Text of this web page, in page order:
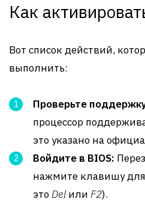
Как
Вот список действий,
выполнить:
Проверьте
процессор
это указано на
Войдите в BIOS:
нажмите клавишу
этоDel или F2).